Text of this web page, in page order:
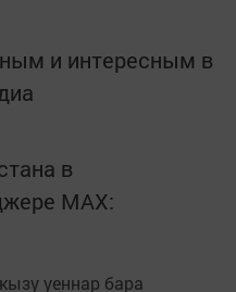
и интересным в
в
MАХ: